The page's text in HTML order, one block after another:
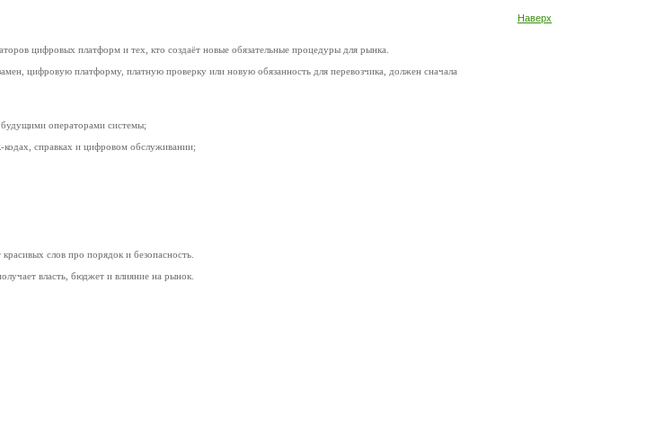
Наверх
цифровых платформ и тех, кто создаёт новые обязательные процедуры для рынка.
цифровую платформу, платную проверку или новую обязанность для перевозчика, должен сначала
будущими операторами системы;
кодах, справках и цифровом обслуживании;
слов про порядок и безопасность.
власть, бюджет и влияние на рынок.